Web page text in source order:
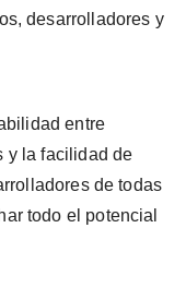
desarrolladores y
entre
y la facilidad de
de todas
todo el potencial